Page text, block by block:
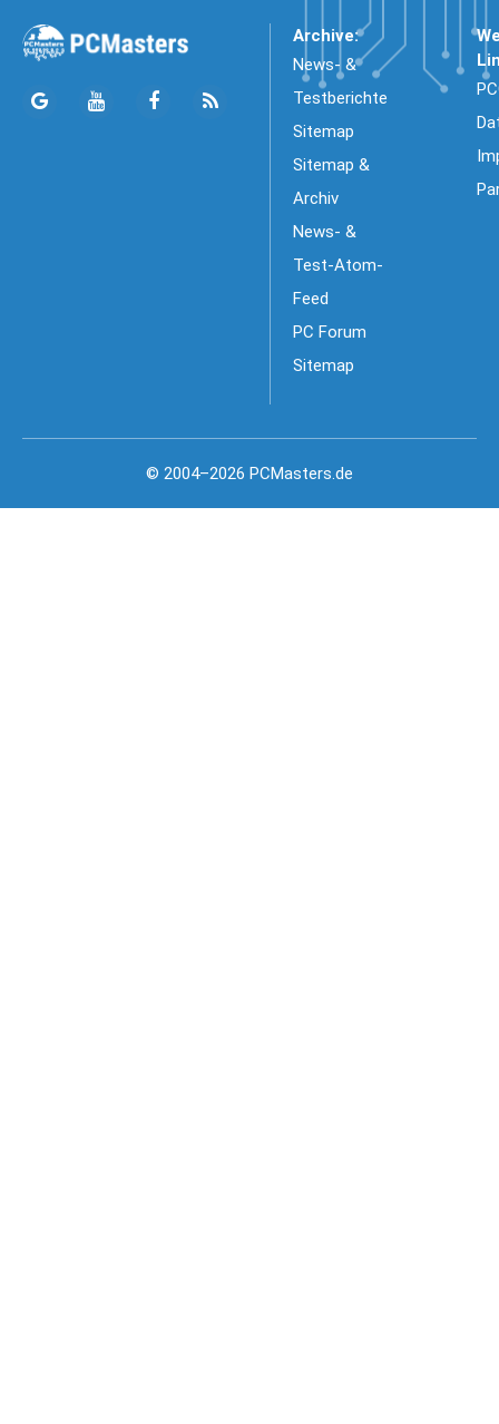
Archive:
News- &
Testberichte
Sitemap
Sitemap &
Archiv
News- &
Test-Atom-
Feed
PC Forum
Sitemap
© 2004–2026 PCMasters.de